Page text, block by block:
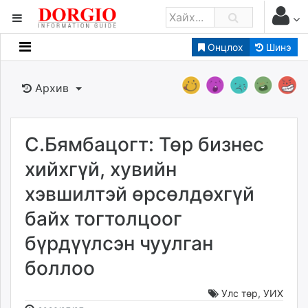
Онцлох Шинэ
Мэдээллийн
Банк санхүү
Бизнес ААН
Төрийн
dorgio.mn
Gogo.mn
news.mn
zindaa.mn
tovch.mn
Архив
С.Бямбацогт: Төр бизнес
хийхгүй, хувийн
хэвшилтэй өрсөлдөхгүй
байх тогтолцоог
бүрдүүлсэн чуулган
боллоо
Улс төр, УИХ